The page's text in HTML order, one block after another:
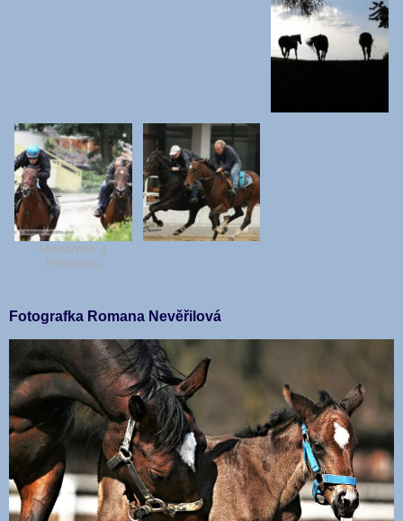
Monarcho a
Poinsettia
Fotografka Romana Nevěřilová